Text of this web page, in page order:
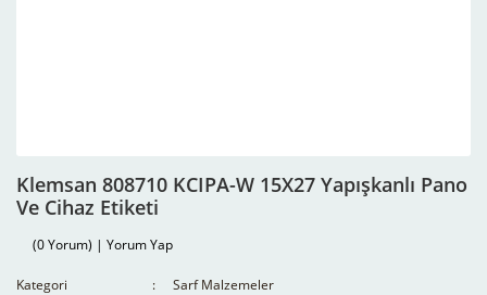
Klemsan 808710 KCIPA-W 15X27 Yapışkanlı Pano
Ve Cihaz Etiketi
(0 Yorum) | Yorum Yap
Kategori
Sarf Malzemeler